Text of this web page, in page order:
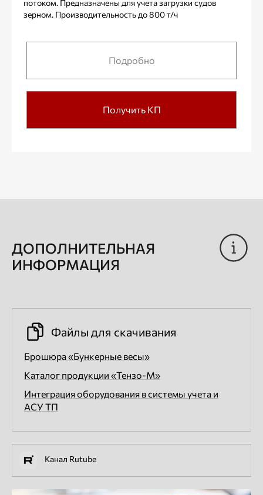
потоком. Предназначены для учета загрузки судов
зерном. Производительность до 800 т/ч
Подробно
Получить КП
ДОПОЛНИТЕЛЬНАЯ
ИНФОРМАЦИЯ
Файлы для скачивания
Брошюра «Бункерные весы»
Каталог продукции «Тензо-М»
Интеграция оборудования в системы учета и
АСУ ТП
Канал Rutube